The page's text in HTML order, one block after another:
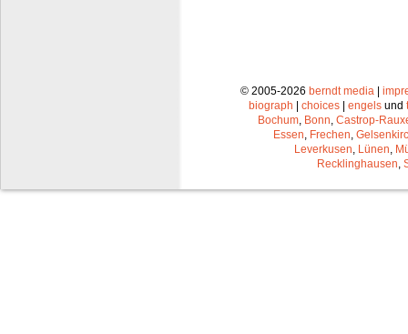
© 2005-2026 berndt media |
biograph | choices | engels und
Bochum Bonn Castrop-
Essen Frechen
Leverkusen Lünen
Recklinghausen